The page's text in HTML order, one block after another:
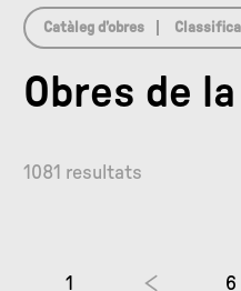
Catàleg d’obres
Obres de
1081 resultats
1 6